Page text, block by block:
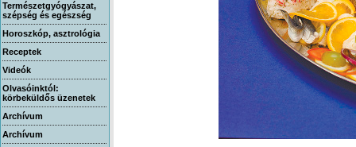
Természetgyógyászat,
szépség és egészség
Horoszkóp, asztrológia
Receptek
Videók
Olvasóinktól:
körbeküldős üzenetek
Archívum
Archívum